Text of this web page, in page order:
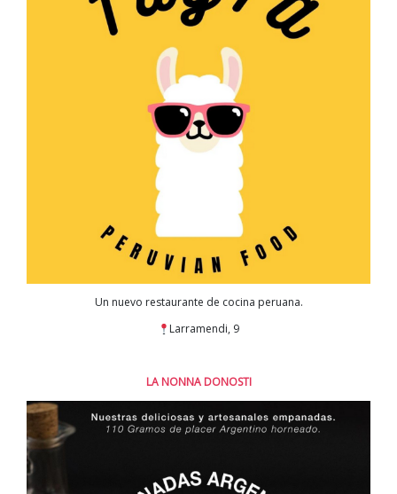
Un nuevo restaurante de cocina peruana.
Larramendi, 9
LA NONNA DONOSTI